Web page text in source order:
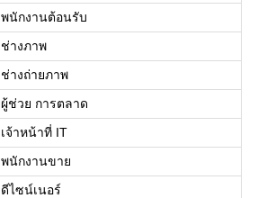
พนักงานต้อนรับ
ช่างภาพ
ช่างถ่ายภาพ
ผู้ช่วย การตลาด
เจ้าหน้าที่ IT
พนักงานขาย
ดีไซน์เนอร์